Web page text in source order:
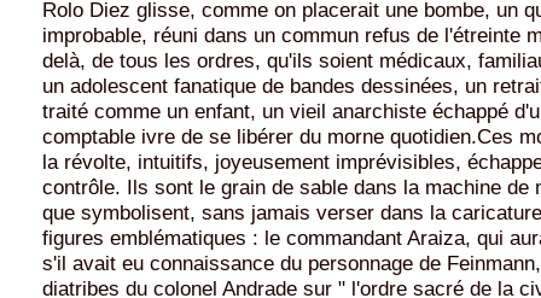
Rolo Diez glisse, comme on placerait une bombe, un
improbable, réuni dans un commun refus de l'étreinte
delà, de tous les ordres, qu'ils soient médicaux,
un adolescent fanatique de bandes dessinées, un
traité comme un enfant, un vieil anarchiste échappé
comptable ivre de se libérer du morne quotidien.Ces
la révolte, intuitifs, joyeusement imprévisibles,
contrôle. Ils sont le grain de sable dans la machine de
que symbolisent, sans jamais verser dans la
figures emblématiques : le commandant Araiza, qui
s'il avait eu connaissance du personnage de
diatribes du colonel Andrade sur " l'ordre sacré de la